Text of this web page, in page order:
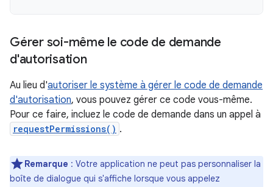
Gérer soi-même le code de demande
d'autorisation
Au lieu d'autoriser le système à gérer le code de demande
d'autorisation, vous pouvez gérer ce code vous-même.
Pour ce faire, incluez le code de demande dans un appel à
requestPermissions() .
Remarque : Votre application ne peut pas personnaliser la
boîte de dialogue qui s'affiche lorsque vous appelez